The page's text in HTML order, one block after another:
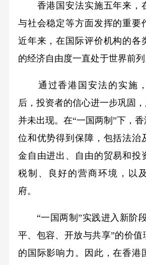
香港国安法实施五年来，
与社会稳定等方面发挥的重要
近年来，在国际评价机构的各
的经济自由度一直处于世界前列
通过香港国安法的实施，
后，投资者的信心进一步巩固
并未出现。在“一国两制”下，
位和优势得到保障，包括法治
金自由进出、自由的贸易和投
税制、良好的营商环境，以
府。
“一国两制”实践进入新阶段
平、包容、开放与共享”的价值
的国际影响力。因此，在香港